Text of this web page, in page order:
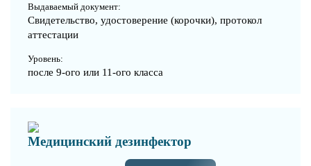
Выдаваемый документ:
Свидетельство, удостоверение (корочки), протокол
аттестации
Уровень:
после 9-ого или 11-ого класса
Медицинский дезинфектор